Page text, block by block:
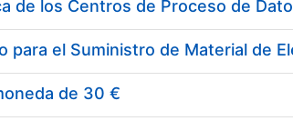
de 30 €